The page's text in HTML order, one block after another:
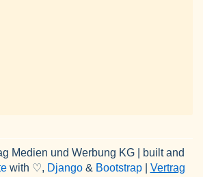
Medien und Werbung KG | built and
with ♡, Django& Bootstrap| Vertrag